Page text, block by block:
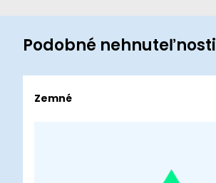
Podobné nehnuteľnosti
Zemné